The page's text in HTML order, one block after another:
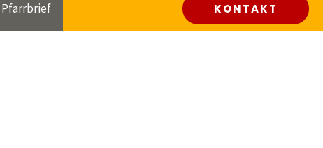
Pfarrbrief KONTAKT